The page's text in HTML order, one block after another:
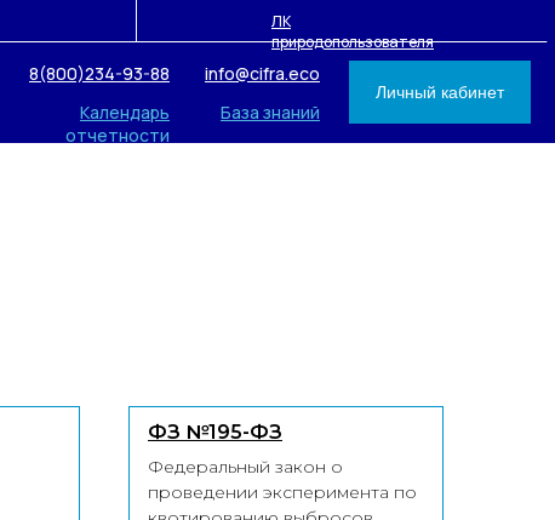
ЛК
природопользователя
info@cifra.eco
База знаний
Личный кабинет
Календарь
отчетности
8(800)234-93-88
ФЗ №195-ФЗ
Федеральный закон о
проведении эксперимента по